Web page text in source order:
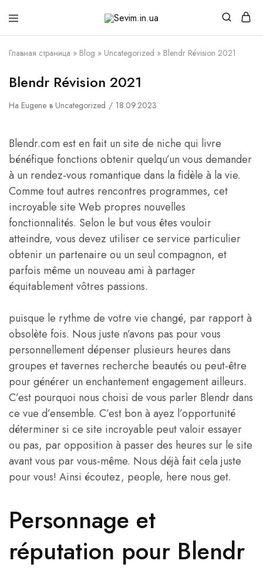
Sevim.in.ua
Интернет
магазин
белья
и
Главная страница » Blog » Uncategorized » Blendr Révision 2021
Blendr Révision 2021
На Eugene в Uncategorized 18.09.2023
Blendr.com est en fait un site de niche qui livre
bénéfique fonctions obtenir quelqu’un vous demander
à un rendez-vous romantique dans la fidèle à la vie.
Comme tout autres rencontres programmes, cet
incroyable site Web propres nouvelles
fonctionnalités. Selon le but vous êtes vouloir
atteindre, vous devez utiliser ce service particulier
obtenir un partenaire ou un seul compagnon, et
parfois même un nouveau ami à ​​partager
équitablement vôtres passions.
puisque le rythme de votre vie changé, par rapport à
obsolète fois. Nous juste n’avons pas pour vous
personnellement dépenser plusieurs heures dans
groupes et tavernes recherche beautés ou peut-être
pour générer un enchantement engagement ailleurs.
C’est pourquoi nous choisi de vous parler Blendr dans
ce vue d’ensemble. C’est bon à ayez l’opportunité
déterminer si ce site incroyable peut valoir essayer
ou pas, par opposition à passer des heures sur le site
avant vous par vous-même. Nous déjà fait cela juste
pour vous! Ainsi écoutez, people, here nous get.
Personnage et
réputation pour Blendr